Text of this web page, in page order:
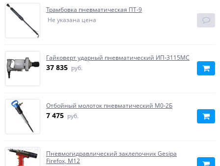
Трамбовка пневматическая ПТ-9
Не указана цена
Гайковерт ударный пневматический ИП-3115МС
37 835 руб.
Отбойный молоток пневматический М0-2Б
7 475 руб.
Пневмогидравлический заклепочник Gesipa
Firefox, M12